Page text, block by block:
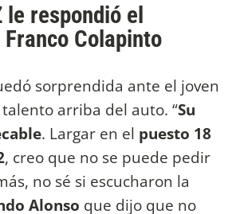
le respondió el
Colapinto
sorprendida ante el joven
arriba del auto. “Su
. Largar en el puesto 18
, creo que no se puede pedir
no sé si escucharon la
Alonso que dijo que no